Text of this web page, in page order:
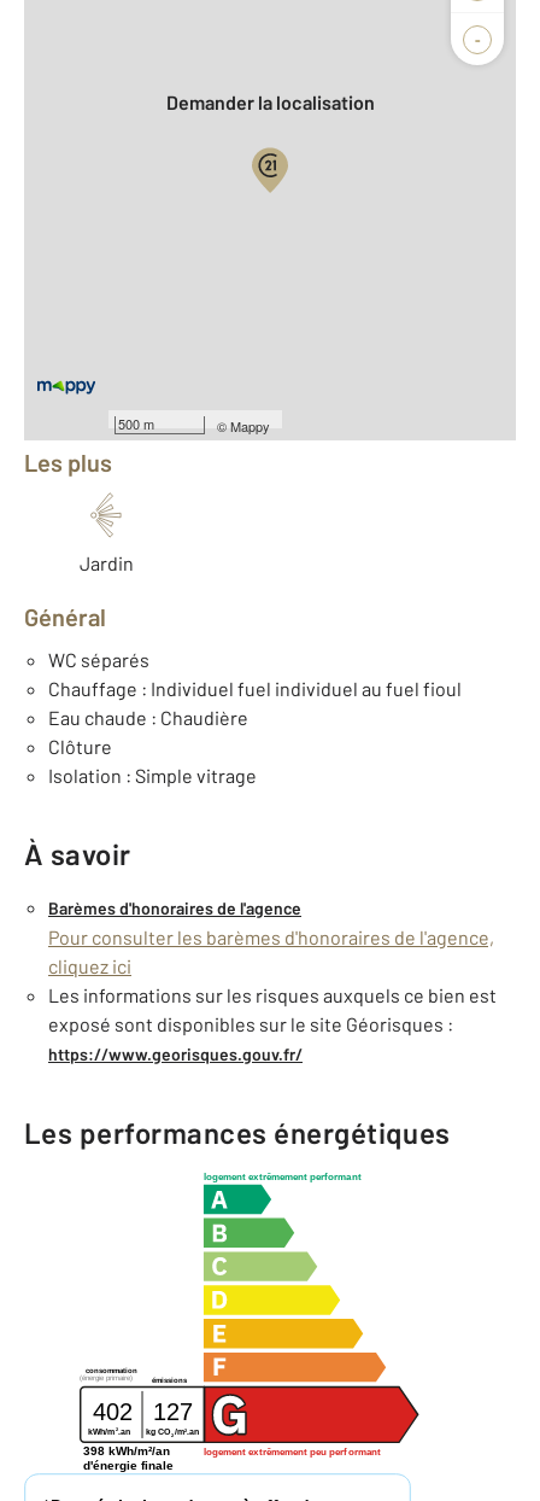
-
500 m ©Mappy
Biens vendus
Demander la localisation
Équipements
Les plus
Jardin
Général
WC séparés
Chauffage : Individuel fuel individuel au fuel fioul
Eau chaude : Chaudière
Clôture
Isolation : Simple vitrage
À savoir
Barèmes d'honoraires de l'agence
Pour consulter les barèmes d'honoraires de l'agence,
cliquez ici
Les informations sur les risques auxquels ce bien est
exposé sont disponibles sur le site Géorisques :
https://www.georisques.gouv.fr/
Les performances énergétiques
logement extrêmement performant
logement extrêmement peu performant
consommation
émissions
(énergie primaire)
402 127
kWh/m2.an kg CO2/m2 .an
398 kWh/m²/an
d'énergie finale